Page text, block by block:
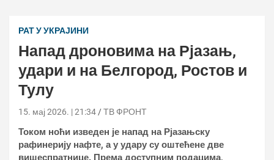
РАТ У УКРАЈИНИ
Напад дроновима на Рјазањ,
удари и на Белгород, Ростов и
Тулу
15. мај 2026. | 21:34 ТВ ФРОНТ
Током ноћи изведен је напад на Рјазањску
рафинерију нафте, а у удару су оштећене две
вишеспратнице. Према доступним подацима,